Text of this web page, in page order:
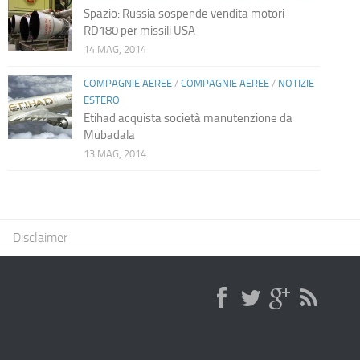
Spazio: Russia sospende vendita motori
RD180 per missili USA
14 MAG, 2014
COMPAGNIE AEREE/ COMPAGNIE AEREE/ NOTIZIE
ESTERO
Etihad acquista società manutenzione da
Mubadala
13 MAG, 2014
Disclaimer